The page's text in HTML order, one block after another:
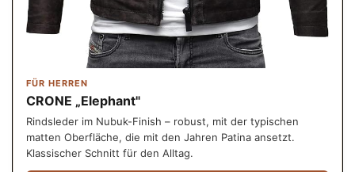
FÜR HERREN
CRONE „Elephant"
Rindsleder im Nubuk-Finish – robust, mit der typischen
matten Oberfläche, die mit den Jahren Patina ansetzt.
Klassischer Schnitt für den Alltag.